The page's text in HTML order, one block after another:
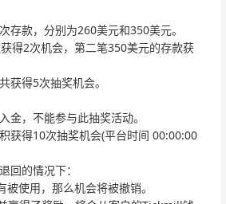
存款，分别为260美元和350美元。
得2次机会，第二笔350美元的存款获
获得5次抽奖机会。
金，不能参与此抽奖活动。
获得10次抽奖机会(平台时间 00:00:00
回的情况下：
使用，那么机会将被撤销。